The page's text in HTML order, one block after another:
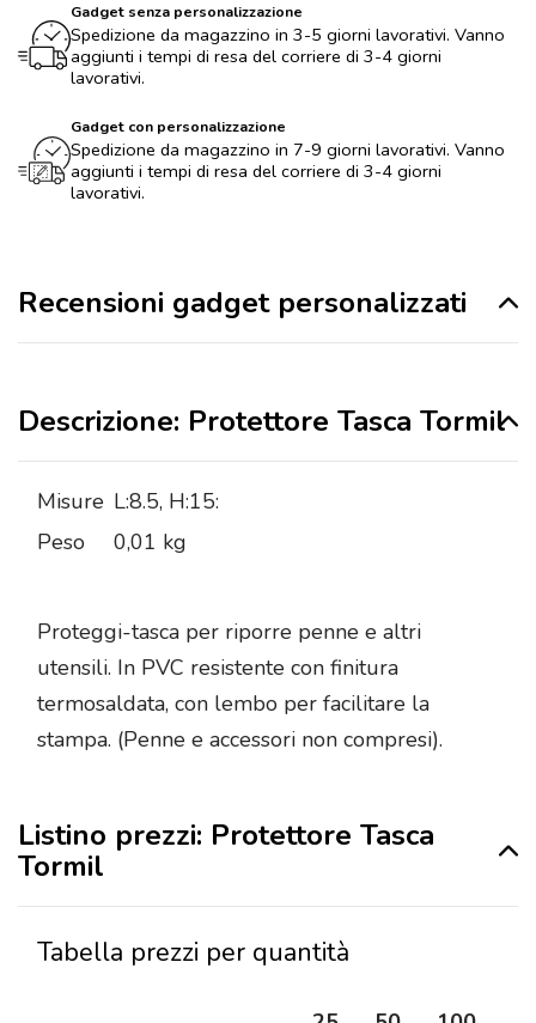
Gadget senza personalizzazione
Spedizione da magazzino in 3-5 giorni lavorativi. Vanno
aggiunti i tempi di resa del corriere di 3-4 giorni
lavorativi.
Gadget con personalizzazione
Spedizione da magazzino in 7-9 giorni lavorativi. Vanno
aggiunti i tempi di resa del corriere di 3-4 giorni
lavorativi.
Recensioni gadget personalizzati
Descrizione: Protettore Tasca Tormil
Misure L:8.5, H:15:
Peso
0,01 kg
Proteggi-tasca per riporre penne e altri
utensili. In PVC resistente con finitura
termosaldata, con lembo per facilitare la
stampa. (Penne e accessori non compresi).
Listino prezzi: Protettore Tasca
Tormil
Tabella prezzi per quantità